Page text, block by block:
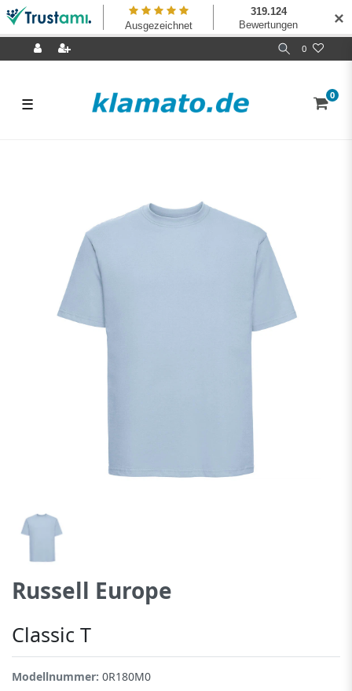
0
☰ 0
Russell Europe
Classic T
Modellnummer: 0R180M0
✕